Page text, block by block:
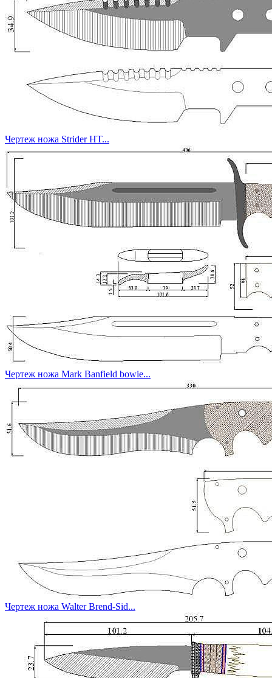
Чертеж ножа Strider HT...
Чертеж ножа Mark Banfield bowie...
Чертеж ножа Walter Brend-Sid...